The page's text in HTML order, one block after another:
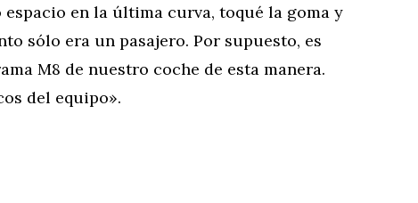
en la última curva, toqué la goma y
sólo era un pasajero. Por supuesto, es
M8 de nuestro coche de esta manera.
del equipo».